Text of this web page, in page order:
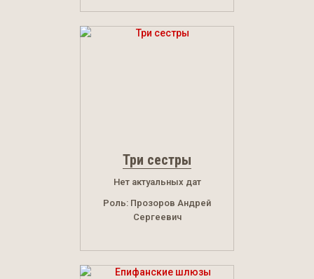
Три сестры
Нет актуальных дат
Роль: Прозоров Андрей
Сергеевич